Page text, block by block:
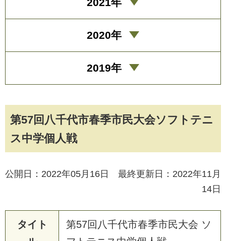
第57回八千代市春季市民大会ソフトテニ
ス中学個人戦
公開日：2022年05月16日 最終更新日：2022年11月
14日
タイト
第57回 八千代市春季市民大会 ソ
2020年
2019年